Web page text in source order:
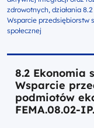
zdrowotnych, działania
Wsparcie przedsiębiorstw
społecznej
8.2 Ekonomia
Wsparcie
podmiotów
FEMA.08.02-